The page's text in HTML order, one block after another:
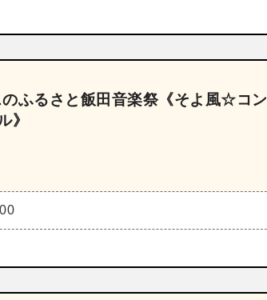
ふるさと飯田音楽祭《そよ風☆コン
》